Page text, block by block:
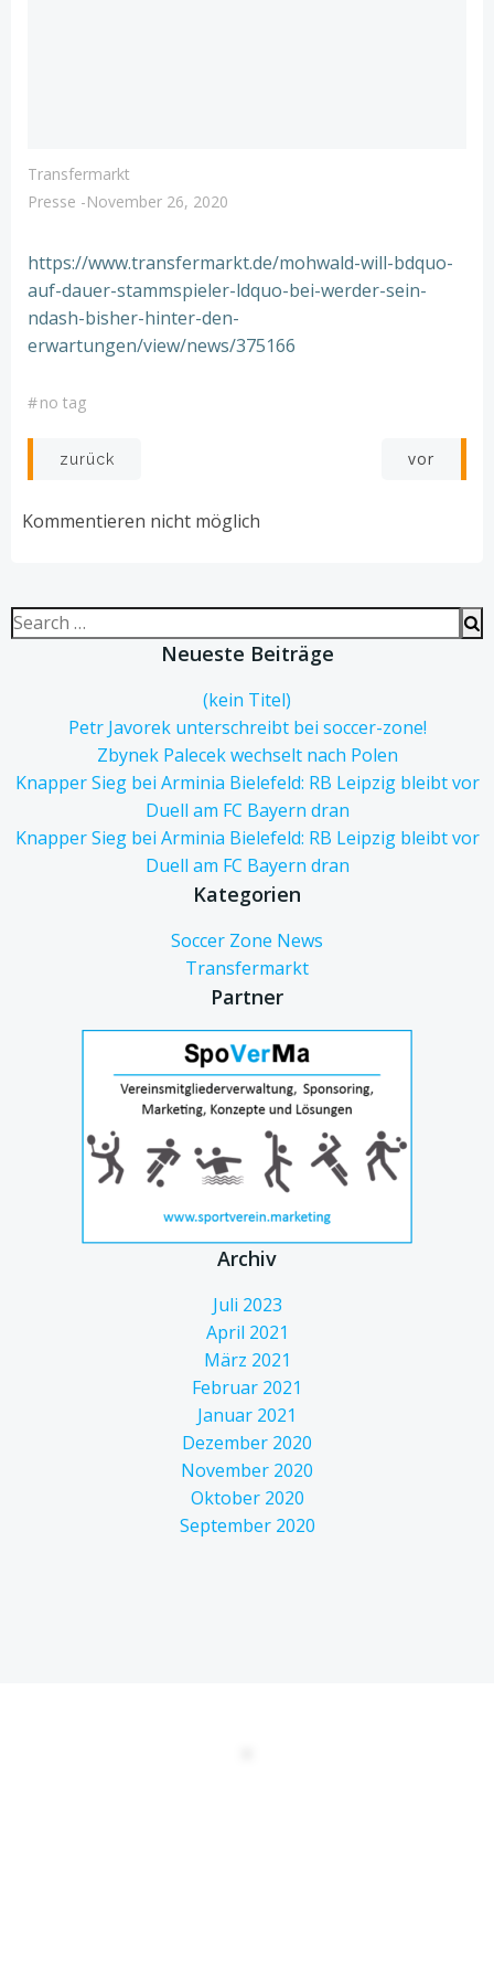
Transfermarkt
Presse -November 26, 2020
https://www.transfermarkt.de/mohwald-will-bdquo-
auf-dauer-stammspieler-ldquo-bei-werder-sein-
ndash-bisher-hinter-den-
erwartungen/view/news/375166
#no tag
Post
navigation
zurück
navigation
vor
Kommentieren nicht möglich
Search
for:
Neueste Beiträge
(kein Titel)
Petr Javorek unterschreibt bei soccer-zone!
Zbynek Palecek wechselt nach Polen
Knapper Sieg bei Arminia Bielefeld: RB Leipzig bleibt vor
Duell am FC Bayern dran
Knapper Sieg bei Arminia Bielefeld: RB Leipzig bleibt vor
Duell am FC Bayern dran
Kategorien
Soccer Zone News
Transfermarkt
Partner
Archiv
Juli 2023
April 2021
März 2021
Februar 2021
Januar 2021
Dezember 2020
November 2020
Oktober 2020
September 2020